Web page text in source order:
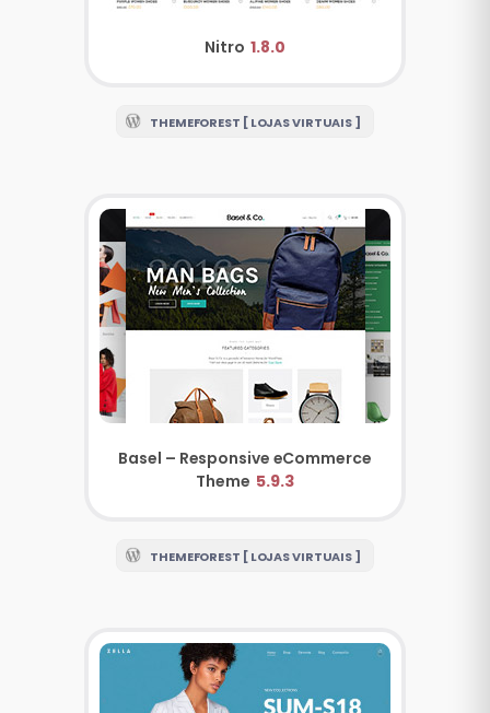
Nitro 1.8.0
THEMEFOREST [ LOJAS VIRTUAIS ]
Basel – Responsive eCommerce
Theme 5.9.3
THEMEFOREST [ LOJAS VIRTUAIS ]